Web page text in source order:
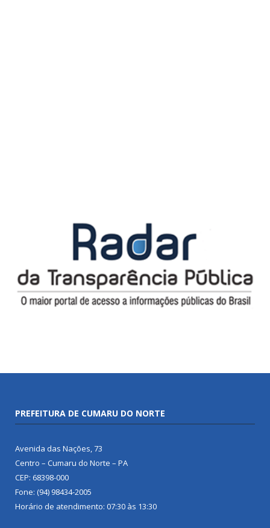
PREFEITURA DE CUMARU DO NORTE
Avenida das Nações, 73
Centro – Cumaru do Norte – PA
CEP: 68398-000
Fone: (94) 98434-2005
Horário de atendimento: 07:30 às 13:30